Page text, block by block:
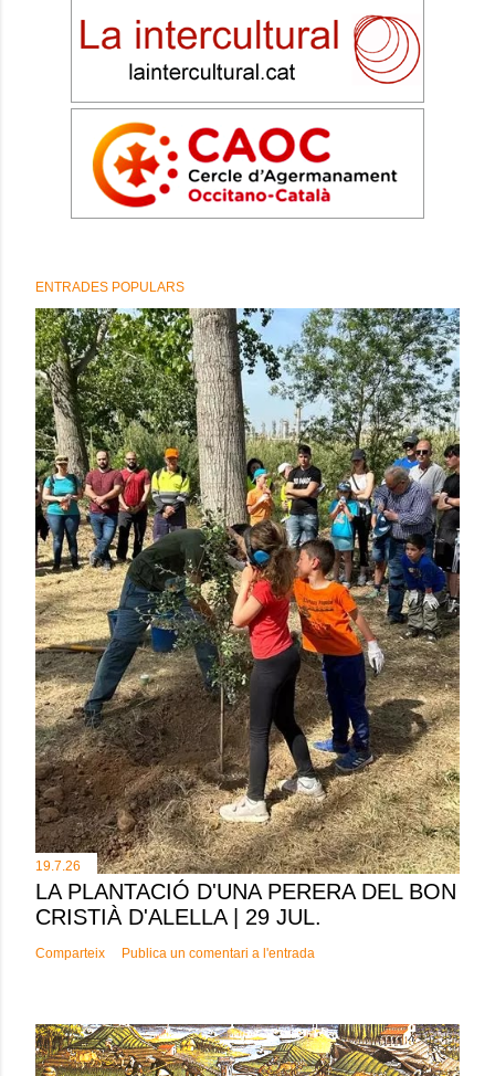
ENTRADES POPULARS
19.7.26
LA PLANTACIÓ D'UNA PERERA DEL BON
CRISTIÀ D'ALELLA | 29 JUL.
Comparteix Publica un comentari a l'entrada